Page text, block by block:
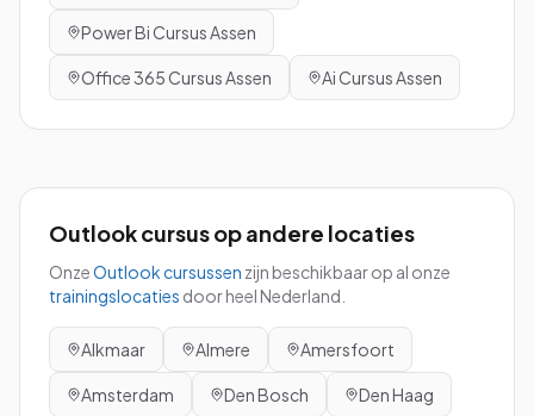
Power BiCursusAssen
Office 365CursusAssen AiCursusAssen
Outlookcursusop andere locaties
OnzeOutlookcursussen zijn beschikbaar op al onze
trainingslocaties door heel Nederland.
Alkmaar Almere Amersfoort
Amsterdam Den Bosch Den Haag